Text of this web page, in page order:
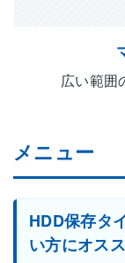
広い範囲
メニュー
HDD保存タ
い方にオス